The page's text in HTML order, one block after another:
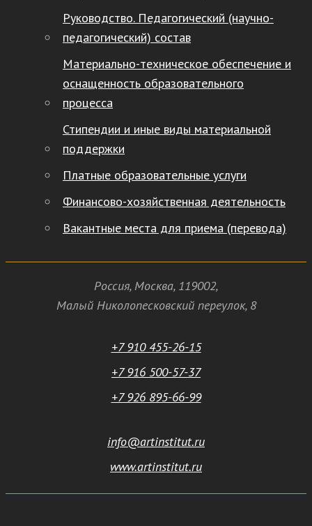
Руководство. Педагогический (научно-
педагогический) состав
Материально-техническое обеспечение и
оснащенность образовательного
процесса
Стипендии и иные виды материальной
поддержки
Платные образовательные услуги
Финансово-хозяйственная деятельность
Вакантные места для приема (перевода)
Россия, Москва, 119002,
Малый Николопесковский переулок,8
+7 910 455-26-15
+7 916 500-57-37
+7 926 895-66-99
info@artinstitut.ru
www.artinstitut.ru